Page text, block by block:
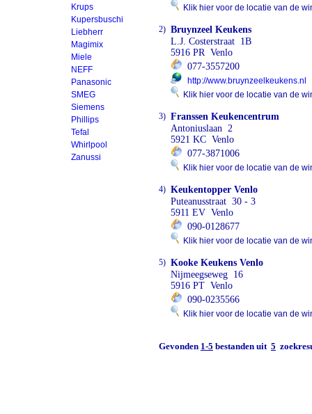
Krups
Kupersbuschi
Liebherr
Magimix
Miele
NEFF
Panasonic
SMEG
Siemens
Phillips
Tefal
Whirlpool
Zanussi
Klik hier voor de locatie van de
2) Bruynzeel Keukens
L.J. Costerstraat 1B
5916 PR Venlo
077-3557200
http://www.bruynzeelkeukens.nl
Klik hier voor de locatie van de
3) Franssen Keukencentrum
Antoniuslaan 2
5921 KC Venlo
077-3871006
Klik hier voor de locatie van de
4) Keukentopper Venlo
Puteanusstraat 30 - 3
5911 EV Venlo
090-0128677
Klik hier voor de locatie van de
5) Kooke Keukens Venlo
Nijmeegseweg 16
5916 PT Venlo
090-0235566
Klik hier voor de locatie van de
Gevonden 1-5 bestanden uit 5